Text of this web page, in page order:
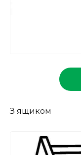
З ящиком